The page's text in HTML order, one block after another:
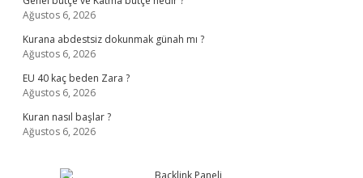
Ağustos 6, 2026
Kurana abdestsiz dokunmak günah mı ?
Ağustos 6, 2026
EU 40 kaç beden Zara ?
Ağustos 6, 2026
Kuran nasıl başlar ?
Ağustos 6, 2026